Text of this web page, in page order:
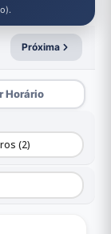
Próxima
Horário
(2)